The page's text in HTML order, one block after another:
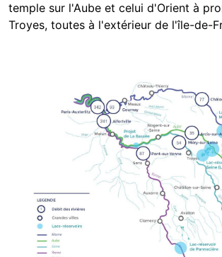
temple sur l'Aube et celui d'Orient à
Troyes, toutes à l'extérieur de l'île-de-